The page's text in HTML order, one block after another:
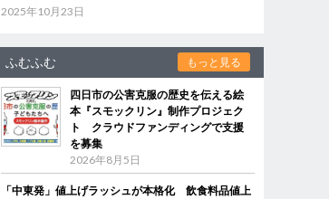
2025年10月23日
ふむふむ もっと見る
四日市の公害克服の歴史を伝える絵
本『スモックリン』制作プロジェク
ト クラウドファンディングで支援
を募集
2026年8月5日
「中東発」値上げラッシュが本格化 飲食料品値上